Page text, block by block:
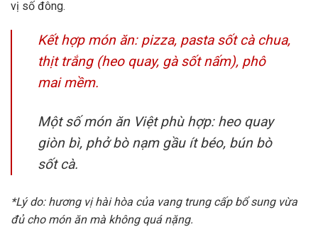
vị số đông.
Kết hợp món ăn: pizza, pasta sốt cà chua,
thịt trắng (heo quay, gà sốt nấm), phô
mai mềm.
Một số món ăn Việt phù hợp: heo quay
giòn bì, phở bò nạm gầu ít béo, bún bò
sốt cà.
*Lý do: hương vị hài hòa của vang trung cấp bổ sung vừa
đủ cho món ăn mà không quá nặng.